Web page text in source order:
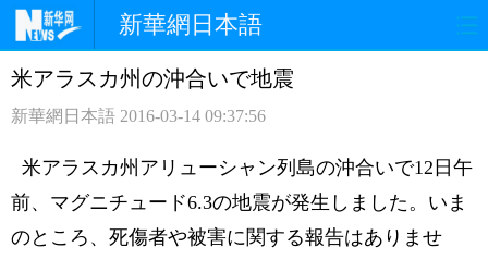
新華網日本語
ホームページ 政治
観光 評論 写真
中日対訳
米アラスカ州の沖合いで地震
新華網日本語 2016-03-14 09:37:56
米アラスカ州アリューシャン列島の沖合いで12日午
前、マグニチュード6.3の地震が発生しました。いま
のところ、死傷者や被害に関する報告はありませ